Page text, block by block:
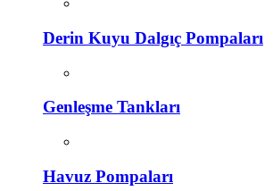
Derin Kuyu Dalgıç Pompaları
Genleşme Tankları
Havuz Pompaları